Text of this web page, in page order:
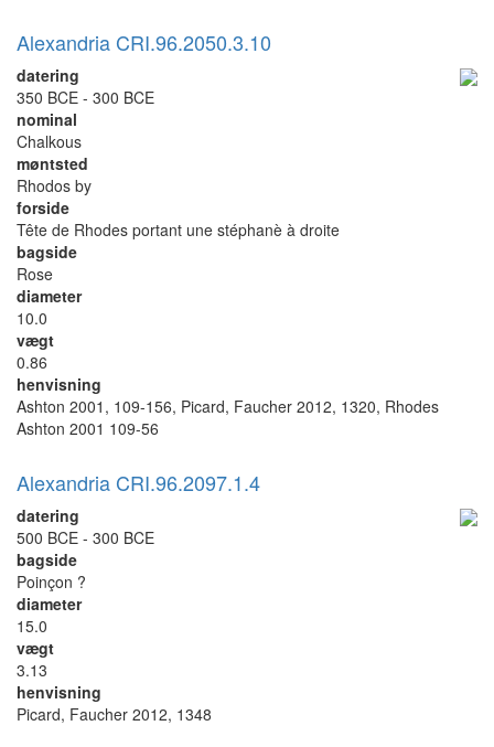
Alexandria CRI.96.2050.3.10
datering
350 BCE - 300 BCE
nominal
Chalkous
møntsted
Rhodos by
forside
Tête de Rhodes portant une stéphanè à droite
bagside
Rose
diameter
10.0
vægt
0.86
henvisning
Ashton 2001, 109-156, Picard, Faucher 2012, 1320, Rhodes
Ashton 2001 109-56
Alexandria CRI.96.2097.1.4
datering
500 BCE - 300 BCE
bagside
Poinçon ?
diameter
15.0
vægt
3.13
henvisning
Picard, Faucher 2012, 1348